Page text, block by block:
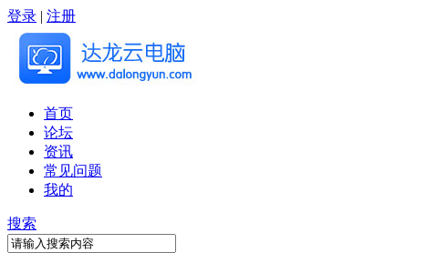
登录 | 注册
首页
论坛
资讯
常见问题
我的
搜索